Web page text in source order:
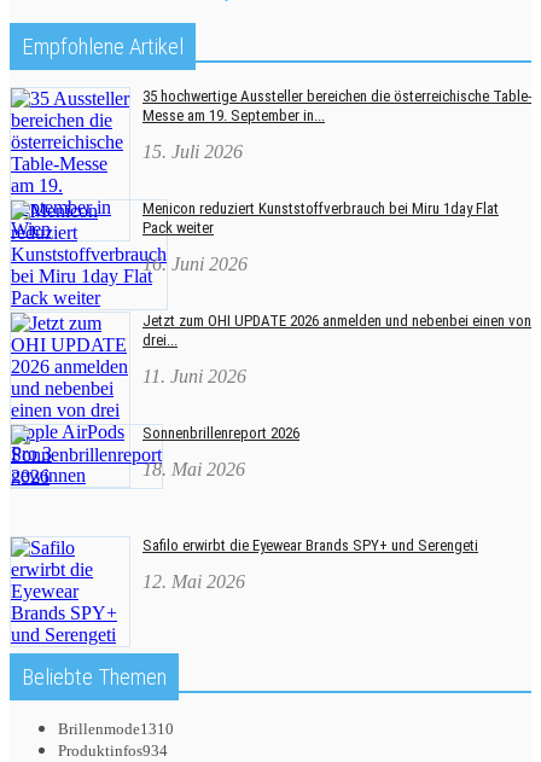
Empfohlene Artikel
35 hochwertige Aussteller bereichen die österreichische Table-
Messe am 19. September in...
15. Juli 2026
Menicon reduziert Kunststoffverbrauch bei Miru 1day Flat
Pack weiter
16. Juni 2026
Jetzt zum OHI UPDATE 2026 anmelden und nebenbei einen von
drei...
11. Juni 2026
Sonnenbrillenreport 2026
18. Mai 2026
Safilo erwirbt die Eyewear Brands SPY+ und Serengeti
12. Mai 2026
Beliebte Themen
Brillenmode1310
Produktinfos934